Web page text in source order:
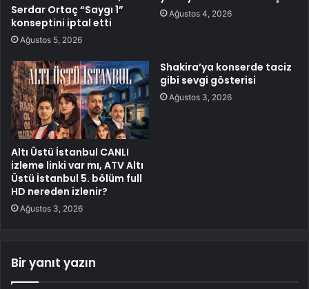
Serdar Ortaç “Saygı 1”
konseptini iptal etti
Ağustos 5, 2026
Ağustos 4, 2026
Altı Üstü İstanbul CANLI
izleme linki var mı, ATV Altı
Üstü İstanbul 5. bölüm full
HD nereden izlenir?
Ağustos 3, 2026
Shakira’ya konserde taciz
gibi sevgi gösterisi
Ağustos 3, 2026
Bir yanıt yazın